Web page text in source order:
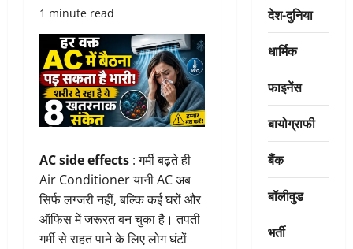
1 minute read
AC side effects : गर्मी बढ़ते ही
Air Conditioner यानी AC अब
सिर्फ लग्जरी नहीं, बल्कि कई घरों और
ऑफिस में जरूरत बन चुका है। तपती
गर्मी से राहत पाने के लिए लोग घंटों
देश-दुनिया
धार्मिक
फाइनेंस
बायोग्राफी
बैंक
बॉलीवुड
भर्ती